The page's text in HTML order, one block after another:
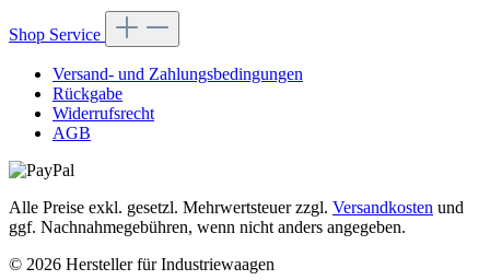
Shop Service
Versand- und Zahlungsbedingungen
Rückgabe
Widerrufsrecht
AGB
Alle Preise exkl. gesetzl. Mehrwertsteuer zzgl. Versandkosten und
ggf. Nachnahmegebühren, wenn nicht anders angegeben.
© 2026 Hersteller für Industriewaagen